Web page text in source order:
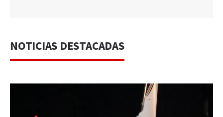
NOTICIAS DESTACADAS